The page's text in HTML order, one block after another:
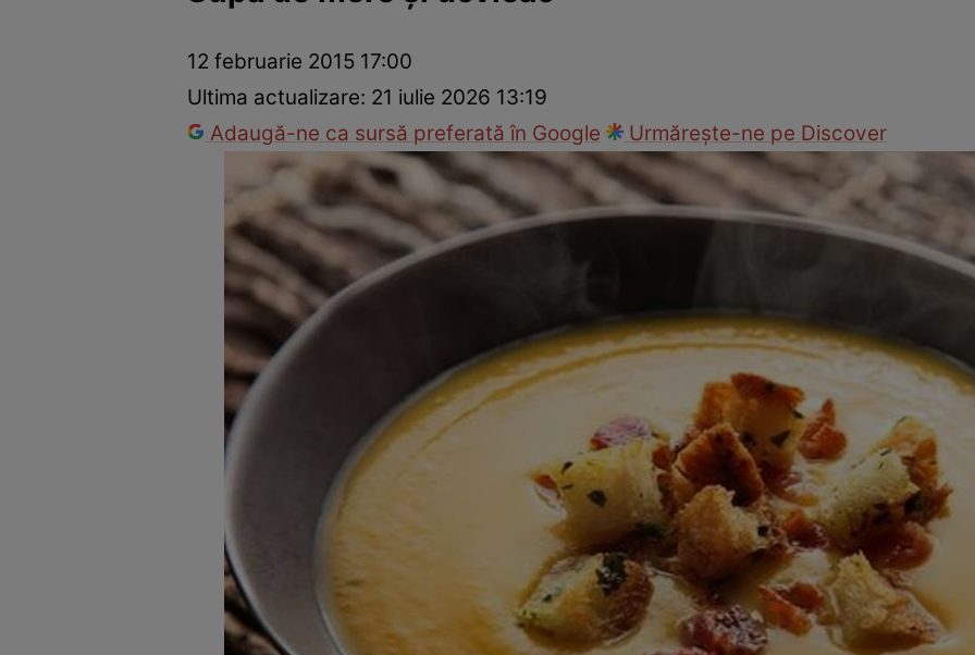
Mâncăruri rapideRețete cu legume
12 februarie 2015 17:00
Ultima actualizare: 21 iulie 2026 13:19
Adaugă-ne ca sursă preferată în Google
Urmărește-ne pe Discover